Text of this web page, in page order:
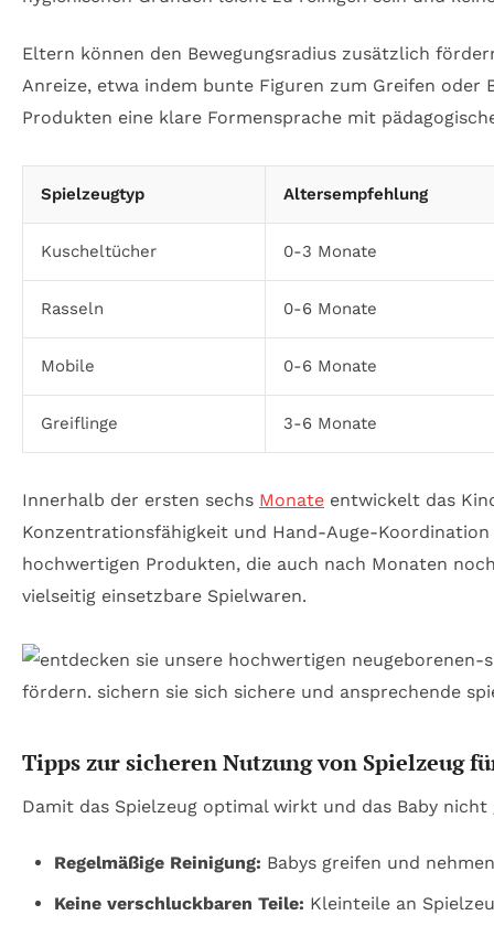
Eltern können den Bewegungsradius zusätzlich
Anreize, etwa indem bunte Figuren zum Greifen oder
Produkten eine klare Formensprache mit
Spielzeugtyp Altersempfehlung
Kuscheltücher 0-3 Monate
Rasseln 0-6 Monate
Mobile 0-6 Monate
Greiflinge 3-6 Monate
Innerhalb der ersten sechs Monate entwickelt das
Konzentrationsfähigkeit und Hand-Auge-
hochwertigen Produkten, die auch nach Monaten
vielseitig einsetzbare Spielwaren.
Tipps zur sicheren Nutzung von Spielzeug
Damit das Spielzeug optimal wirkt und das Baby
Regelmäßige Reinigung: Babys greifen und
Keine verschluckbaren Teile: Kleinteile an